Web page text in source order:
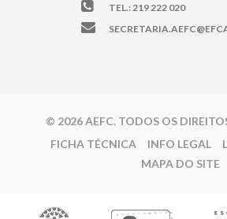
TEL.: 219 222 020
© 2026 AEFC. TODOS OS
FICHA TÉCNICA
INFO LEGAL
MAPA DO SITE